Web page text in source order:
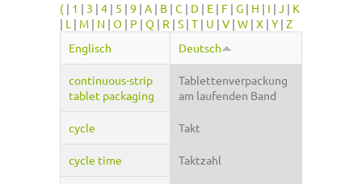
( | 1 | 3 | 4 | 5 | 9 | A | B | C | D | E | F | G | H | I | J | K
| L | M | N | O | P | Q | R | S | T | U | V | W | X | Y | Z
Englisch
Deutsch
continuous-strip
tablet packaging
Tablettenverpackung
am laufenden Band
cycle Takt
cycle time Taktzahl